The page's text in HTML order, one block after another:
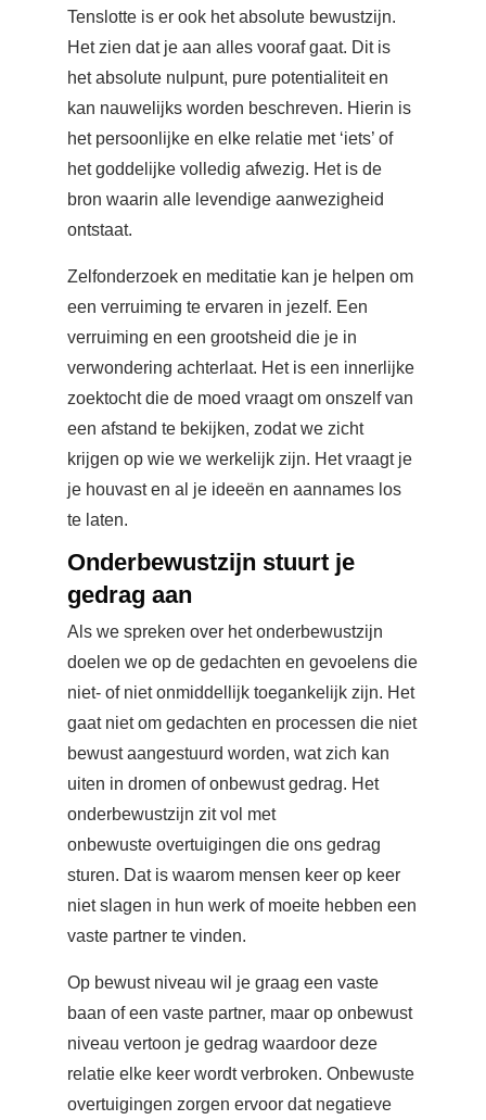
Tenslotte is er ook het absolute bewustzijn.
Het zien dat je aan alles vooraf gaat. Dit is
het absolute nulpunt, pure potentialiteit en
kan nauwelijks worden beschreven. Hierin is
het persoonlijke en elke relatie met ‘iets’ of
het goddelijke volledig afwezig. Het is de
bron waarin alle levendige aanwezigheid
ontstaat.
Zelfonderzoek en meditatie kan je helpen om
een verruiming te ervaren in jezelf. Een
verruiming en een grootsheid die je in
verwondering achterlaat. Het is een innerlijke
zoektocht die de moed vraagt om onszelf van
een afstand te bekijken, zodat we zicht
krijgen op wie we werkelijk zijn. Het vraagt je
je houvast en al je ideeën en aannames los
te laten.
Onderbewustzijn stuurt je
gedrag aan
Als we spreken over het onderbewustzijn
doelen we op de gedachten en gevoelens die
niet- of niet onmiddellijk toegankelijk zijn. Het
gaat niet om gedachten en processen die niet
bewust aangestuurd worden, wat zich kan
uiten in dromen of onbewust gedrag. Het
onderbewustzijn zit vol met
onbewuste overtuigingen die ons gedrag
sturen. Dat is waarom mensen keer op keer
niet slagen in hun werk of moeite hebben een
vaste partner te vinden.
Op bewust niveau wil je graag een vaste
baan of een vaste partner, maar op onbewust
niveau vertoon je gedrag waardoor deze
relatie elke keer wordt verbroken. Onbewuste
overtuigingen zorgen ervoor dat negatieve